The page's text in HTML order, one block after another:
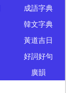
成語字典
韓文字典
黃道吉日
好詞好句
廣韻